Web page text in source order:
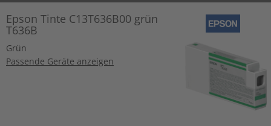
Epson Tinte C13T636B00 grün
T636B
Grün
Passende Geräte anzeigen